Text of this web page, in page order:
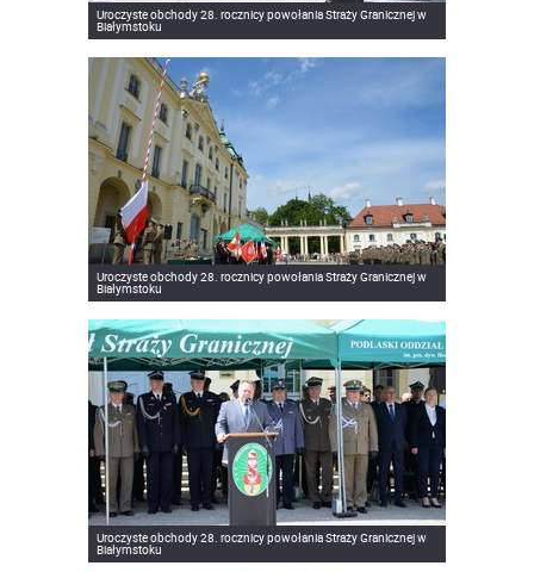
Uroczyste obchody 28. rocznicy powołania Straży Granicznej w
Białymstoku
Uroczyste obchody 28. rocznicy powołania Straży Granicznej w
Białymstoku
Uroczyste obchody 28. rocznicy powołania Straży Granicznej w
Białymstoku